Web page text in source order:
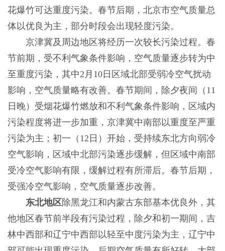
花爆竹可达重度污染。春节后期，北京市空气质量总
体以优良为主，部分时段会出现轻度污染。
京津冀及周边地区将经历一次较长污染过程。春
节前期，受不利气象条件影响，空气质量逐步转为中
至重度污染，其中2月10日区域北部受弱冷空气扰动
影响，空气质量略有改善。春节期间，除夕夜间（11
日晚）受烟花爆竹燃放和不利气象条件影响，区域内
污染程度将进一步加重，京津冀中南部以重度至严重
污染为主；初一（12日）开始，受持续东北方向弱冷
空气影响，区域中北部污染逐步缓解，但区域中南部
受冷空气影响有限，缓解过程有所滞后。春节后期，
受强冷空气影响，空气质量逐步改善。
东北地区除黑龙江和内蒙古东部基本优良外，其
他地区春节前半段有污染过程，除夕和初一期间，吉
林中西部和辽宁中西部以轻至中度污染为主，辽宁中